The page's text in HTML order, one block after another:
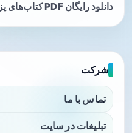
دانلود رایگان PDF کتاب‌های پزشکی.
شرکت
تماس با ما
تبلیغات در سایت